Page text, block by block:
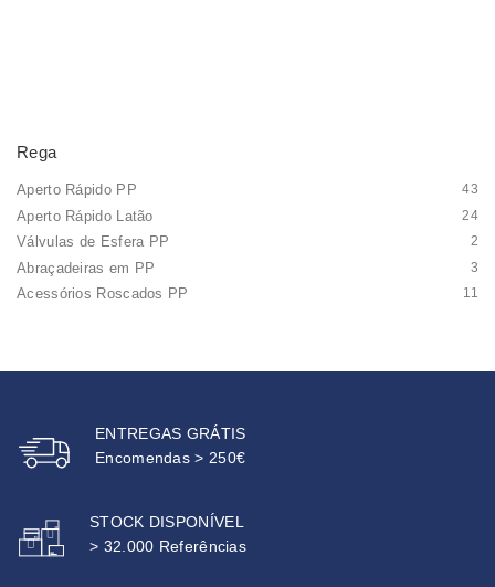
Rega
Aperto Rápido PP 43
Aperto Rápido Latão 24
Válvulas de Esfera PP 2
Abraçadeiras em PP 3
Acessórios Roscados PP 11
ENTREGAS GRÁTIS
Encomendas > 250€
STOCK DISPONÍVEL
> 32.000 Referências